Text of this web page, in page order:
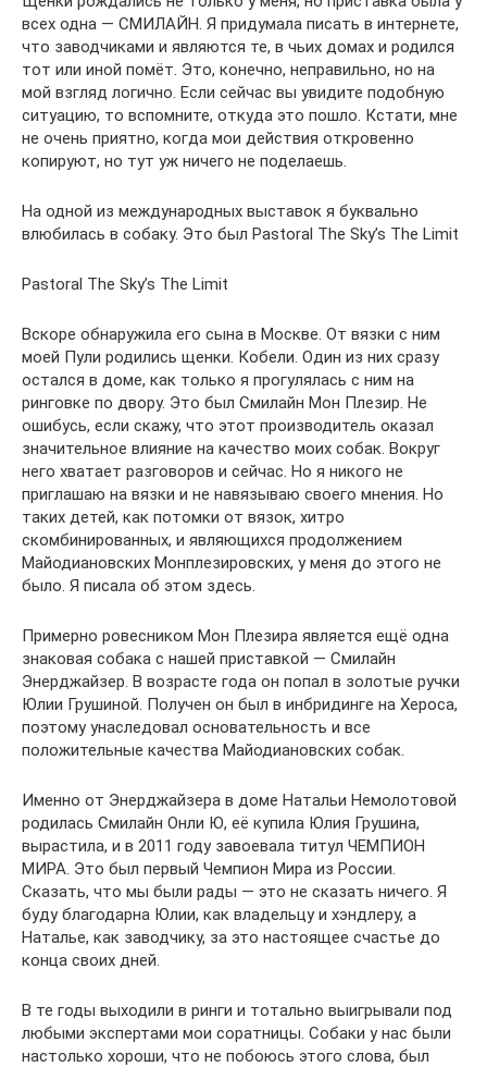
всех одна — СМИЛАЙН. Я придумала писать в интернете,
что заводчиками и являются те, в чьих домах и родился
тот или иной помёт. Это, конечно, неправильно, но на
мой взгляд логично. Если сейчас вы увидите подобную
ситуацию, то вспомните, откуда это пошло. Кстати, мне
не очень приятно, когда мои действия откровенно
копируют, но тут уж ничего не поделаешь.
На одной из международных выставок я буквально
влюбилась в собаку. Это был Pastoral The Sky’s The Limit
Pastoral The Sky’s The Limit
Вскоре обнаружила его сына в Москве. От вязки с ним
моей Пули родились щенки. Кобели. Один из них сразу
остался в доме, как только я прогулялась с ним на
ринговке по двору. Это был Смилайн Мон Плезир. Не
ошибусь, если скажу, что этот производитель оказал
значительное влияние на качество моих собак. Вокруг
него хватает разговоров и сейчас. Но я никого не
приглашаю на вязки и не навязываю своего мнения. Но
таких детей, как потомки от вязок, хитро
скомбинированных, и являющихся продолжением
Майодиановских Монплезировских, у меня до этого не
было. Я писала об этом здесь.
Примерно ровесником Мон Плезира является ещё одна
знаковая собака с нашей приставкой — Смилайн
Энерджайзер. В возрасте года он попал в золотые ручки
Юлии Грушиной. Получен он был в инбридинге на Хероса,
поэтому унаследовал основательность и все
положительные качества Майодиановских собак.
Именно от Энерджайзера в доме Натальи Немолотовой
родилась Смилайн Онли Ю, её купила Юлия Грушина,
вырастила, и в 2011 году завоевала титул ЧЕМПИОН
МИРА. Это был первый Чемпион Мира из России.
Сказать, что мы были рады — это не сказать ничего. Я
буду благодарна Юлии, как владельцу и хэндлеру, а
Наталье, как заводчику, за это настоящее счастье до
конца своих дней.
В те годы выходили в ринги и тотально выигрывали под
любыми экспертами мои соратницы. Собаки у нас были
настолько хороши, что не побоюсь этого слова, был